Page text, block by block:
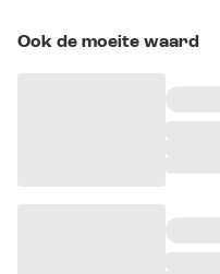
Ook de moeite waard